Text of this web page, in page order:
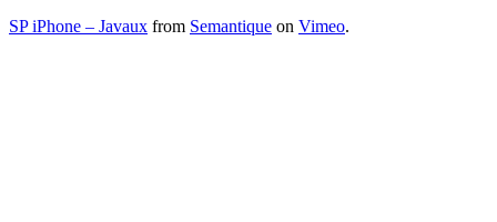
SP iPhone – Javaux from Semantique on Vimeo.